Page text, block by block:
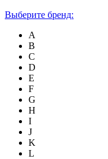
Выберите бренд:
A
B
C
D
E
F
G
H
I
J
K
L